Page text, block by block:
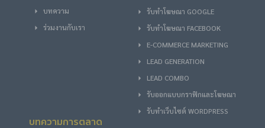
บทความ
ร่วมงานกับเรา
รับทําโฆษณา GOOGLE
รับทําโฆษณา FACEBOOK
E-COMMERCE MARKETING
LEAD GENERATION
LEAD COMBO
รับออกแบบกราฟิกและโฆษณา
รับทำเว็บไซต์ WORDPRESS
บทความการตลาด